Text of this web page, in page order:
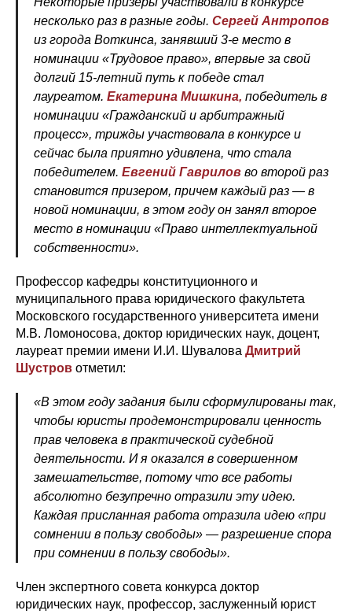
несколько раз в разные годы. Сергей Антропов
из города Воткинса, занявший 3-е место в
номинации «Трудовое право», впервые за свой
долгий 15-летний путь к победе стал
лауреатом. Екатерина Мишкина, победитель в
номинации «Гражданский и арбитражный
процесс», трижды участвовала в конкурсе и
сейчас была приятно удивлена, что стала
победителем. Евгений Гаврилов во второй раз
становится призером, причем каждый раз — в
новой номинации, в этом году он занял второе
место в номинации «Право интеллектуальной
собственности».
Профессор кафедры конституционного и
муниципального права юридического факультета
Московского государственного университета имени
М.В. Ломоносова, доктор юридических наук, доцент,
лауреат премии имени И.И. Шувалова Дмитрий
Шустров отметил:
«В этом году задания были сформулированы так,
чтобы юристы продемонстрировали ценность
прав человека в практической судебной
деятельности. И я оказался в совершенном
замешательстве, потому что все работы
абсолютно безупречно отразили эту идею.
Каждая присланная работа отразила идею «при
сомнении в пользу свободы» — разрешение спора
при сомнении в пользу свободы».
Член экспертного совета конкурса доктор
юридических наук, профессор, заслуженный юрист